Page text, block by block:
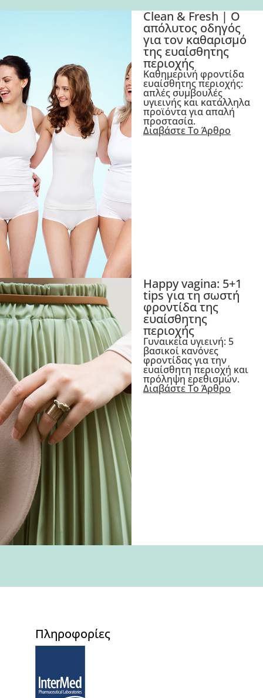
Clean & Fresh | Ο
απόλυτος οδηγός
για τον καθαρισμό
της ευαίσθητης
περιοχής
Καθημερινή φροντίδα
ευαίσθητης περιοχής:
απλές συμβουλές
υγιεινής και κατάλληλα
προϊόντα για απαλή
προστασία.
Διαβάστε Το Άρθρο
Happy vagina: 5+1
tips για τη σωστή
φροντίδα της
ευαίσθητης
περιοχής
Γυναικεία υγιεινή: 5
βασικοί κανόνες
φροντίδας για την
ευαίσθητη περιοχή και
πρόληψη ερεθισμών.
Διαβάστε Το Άρθρο
Πληροφορίες